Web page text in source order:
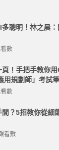
聰明！林之晨：
數
！手把手教你
規劃師」考試
數
？5招教你從細
看數